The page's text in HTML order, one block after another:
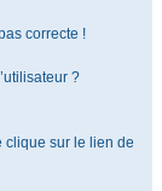
correcte !
?
clique sur le lien de